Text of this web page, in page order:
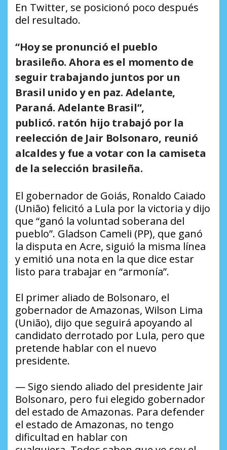
En Twitter, se posicionó poco después
del resultado.
“Hoy se pronunció el pueblo
brasileño. Ahora es el momento de
seguir trabajando juntos por un
Brasil unido y en paz. Adelante,
Paraná. Adelante Brasil”,
publicó. ratón hijo trabajó por la
reelección de Jair Bolsonaro, reunió
alcaldes y fue a votar con la camiseta
de la selección brasileña.
El gobernador de Goiás, Ronaldo Caiado
(União) felicitó a Lula por la victoria y dijo
que “ganó la voluntad soberana del
pueblo”. Gladson Cameli (PP), que ganó
la disputa en Acre, siguió la misma línea
y emitió una nota en la que dice estar
listo para trabajar en “armonía”.
El primer aliado de Bolsonaro, el
gobernador de Amazonas, Wilson Lima
(União), dijo que seguirá apoyando al
candidato derrotado por Lula, pero que
pretende hablar con el nuevo
presidente.
— Sigo siendo aliado del presidente Jair
Bolsonaro, pero fui elegido gobernador
del estado de Amazonas. Para defender
el estado de Amazonas, no tengo
dificultad en hablar con